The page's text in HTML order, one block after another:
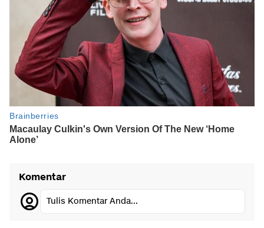
Komentar
Tulis Komentar Anda...